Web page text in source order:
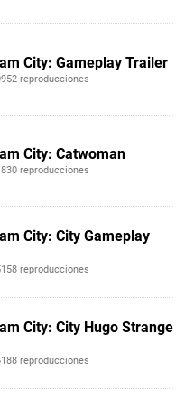
City: Gameplay Trailer
reproducciones
City: Catwoman
reproducciones
City: City Gameplay
reproducciones
City: City Hugo Strange
reproducciones